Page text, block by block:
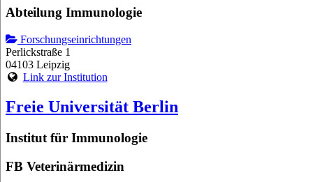
Abteilung Immunologie
Forschungseinrichtungen
Perlickstraße 1
04103 Leipzig
Link zur Institution
Freie Universität Berlin
Institut für Immunologie
FB Veterinärmedizin